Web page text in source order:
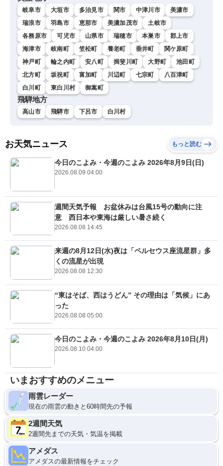
岐阜市 大垣市 多治見市 関市 中津川市
美濃市
瑞浪市
羽島市 恵那市 美濃加茂市
土岐市
各務原市
可児市 山県市 瑞穂市 本巣市
郡上市
海津市
岐南町 笠松町 養老町 垂井町
関ケ原町
神戸町
輪之内町 安八町 揖斐川町 大野町
池田町
北方町
坂祝町 富加町 川辺町 七宗町
八百津町
白川町
東白川村 御嵩町
飛騨地方
高山市 飛騨市 下呂市 白川村
お天気ニュース もっと読む
今日のこよみ・今週のこよみ 2026年8月9日(日)
2026.08.09 04:00
週間天気予報 お盆休みは台風15号の動向に注
意 西日本や東海は厳しい暑さ続く
2026.08.08 14:45
来週の8月12日(水)夜は「ペルセウス座流星群」多
くの流星が出現
2026.08.08 12:30
“東はそば、西はうどん” その理由は「気候」にあ
った
2026.08.08 05:00
今日のこよみ・今週のこよみ 2026年8月10日(月)
2026.08.10 04:00
いまおすすめのメニュー
雨雲レーダー
現在の雨雲の動きと60時間先の予報
2週間天気
2週間先までの天気・気温を掲載
アメダス
アメダスの最新情報をチェック